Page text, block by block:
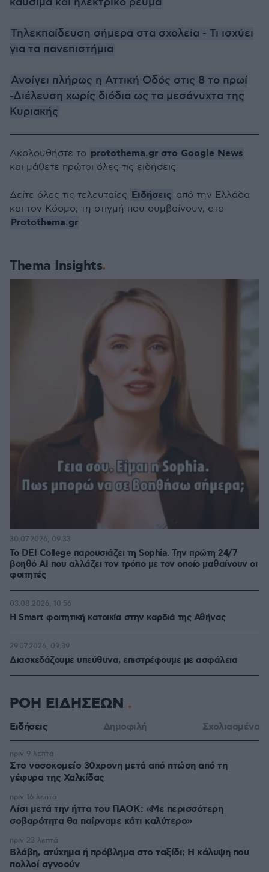
Τηλεκπαίδευση σήμερα στα σχολεία - Τι ισχύει
για τα πανεπιστήμια
Ανοίγει πλήρως η Αττική Οδός στις 8 το πρωί
-Διέλευση χωρίς διόδια ως τα μεσάνυχτα της
Κυριακής
Thema Insights
Το DEI College παρουσιάζει τη Sophia. Την πρώτη 24/7
βοηθό AI που αλλάζει τον τρόπο με τον οποίο μαθαίνουν οι
φοιτητές
30.07.2026, 09:33
Η Smart φοιτητική κατοικία στην καρδιά της Αθήνας
03.08.2026, 10:56
Διασκεδάζουμε υπεύθυνα, επιστρέφουμε με ασφάλεια
29.07.2026, 09:39
Ακολουθήστε το protothema.gr στο Google News
και μάθετε πρώτοι όλες τις ειδήσεις
Δείτε όλες τις τελευταίες Ειδήσεις από την Ελλάδα
και τον Κόσμο, τη στιγμή που συμβαίνουν, στο
Protothema.gr
ΡΟΗ ΕΙΔΗΣΕΩΝ
Ειδήσεις Δημοφιλή Σχολιασμένα
Στο νοσοκομείο 30χρονη μετά από πτώση από τη
γέφυρα της Χαλκίδας
πριν 9 λεπτά
Λίσι μετά την ήττα του ΠΑΟΚ: «Με περισσότερη
σοβαρότητα θα παίρναμε κάτι καλύτερο»
πριν 16 λεπτά
Βλάβη, ατύχημα ή πρόβλημα στο ταξίδι; Η κάλυψη που
πολλοί αγνοούν
πριν 23 λεπτά